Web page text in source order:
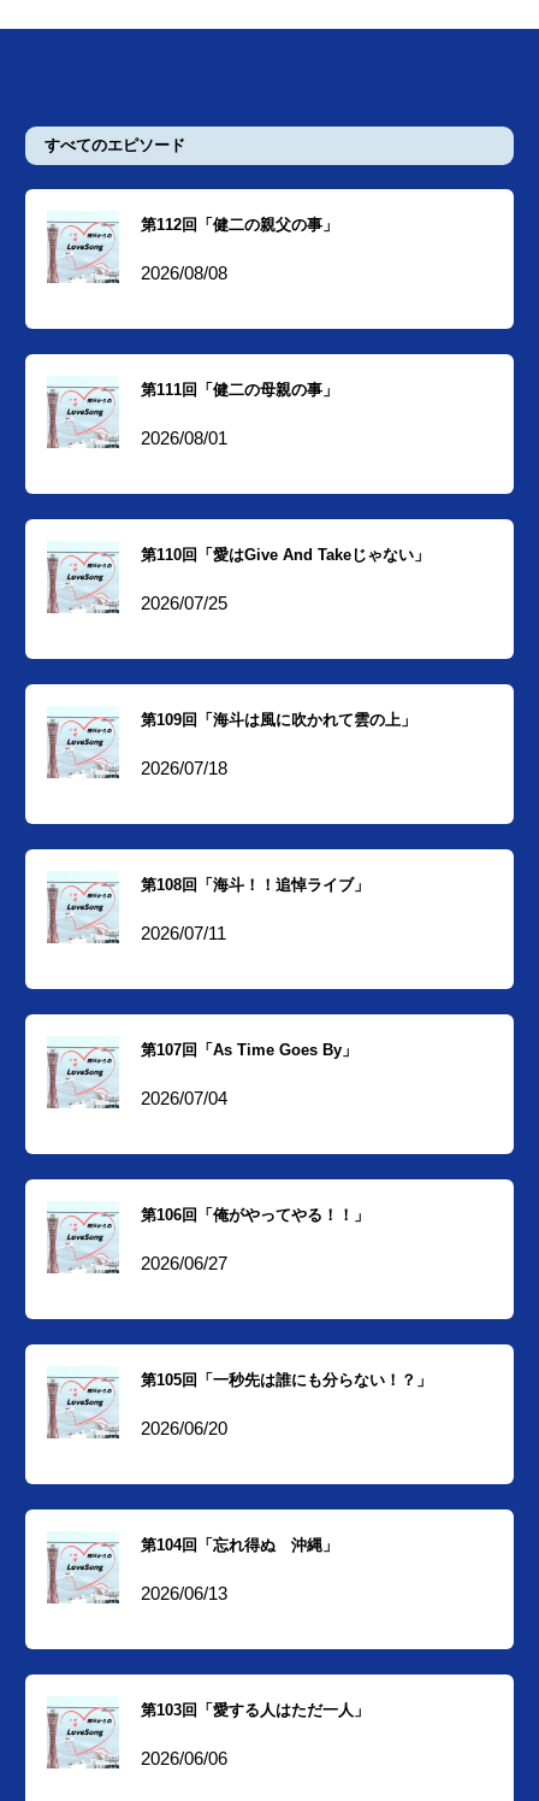
すべてのエピソード
第112回「健二の親父の事」
2026/08/08
第111回「健二の母親の事」
2026/08/01
第110回「愛はGive And Takeじゃない」
2026/07/25
第109回「海斗は風に吹かれて雲の上」
2026/07/18
第108回「海斗！！追悼ライブ」
2026/07/11
第107回「As Time Goes By」
2026/07/04
第106回「俺がやってやる！！」
2026/06/27
第105回「一秒先は誰にも分らない！？」
2026/06/20
第104回「忘れ得ぬ 沖縄」
2026/06/13
第103回「愛する人はただ一人」
2026/06/06